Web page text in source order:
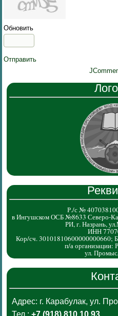
Обновить
Отправить
Р./с №
в Ингушском ОСБ №8633 Северо-
РИ, г. Назрань,
ИНН
Кор/сч.
п/а организации:
ул.
Адрес: г. Карабулак, ул.